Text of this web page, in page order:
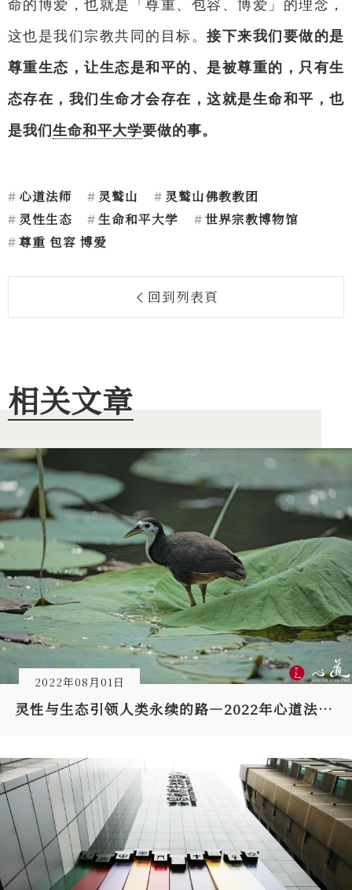
命的博爱，也就是「尊重、包容、博爱」的理念，
这也是我们宗教共同的目标。接下来我们要做的是
尊重生态，让生态是和平的、是被尊重的，只有生
态存在，我们生命才会存在，这就是生命和平，也
是我们 生命和平大学要做的事。
心道法师 灵鹫山
灵鹫山佛教教团
灵性生态
生命和平大学
世界宗教博物馆
尊重 包容 博爱
回到列表頁
相关文章
2022年08月01日
灵性与生态引领人类永续的路—2022年心道法师印度IBC卫塞节开示